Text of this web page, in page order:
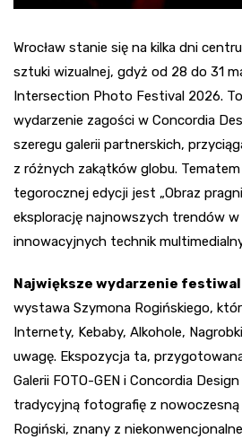
Wrocław stanie się na kilka dni
sztuki wizualnej, gdyż od 28 do 31
Intersection Photo Festival 2026.
wydarzenie zagości w Concordia
szeregu galerii partnerskich,
z różnych zakątków globu.
tegorocznej edycji jest „Obraz
eksplorację najnowszych trendów
innowacyjnych technik
Największe wydarzenie
wystawa Szymona Rogińskiego,
Internety, Kebaby, Alkohole,
uwagę. Ekspozycja ta,
Galerii FOTO-GEN i Concordia Design
tradycyjną fotografię z nowoczesną
Rogiński, znany z